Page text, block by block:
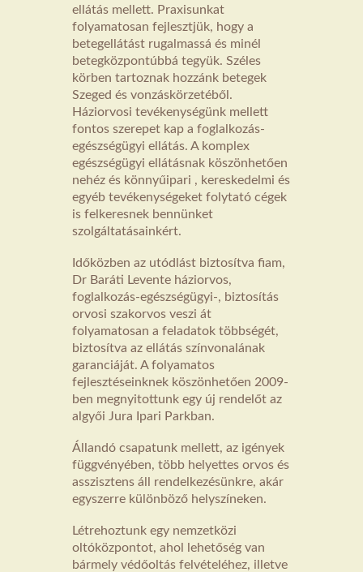
ellátás mellett. Praxisunkat
folyamatosan fejlesztjük, hogy a
betegellátást rugalmassá és minél
betegközpontúbbá tegyük. Széles
körben tartoznak hozzánk betegek
Szeged és vonzáskörzetéből.
Háziorvosi tevékenységünk mellett
fontos szerepet kap a foglalkozás-
egészségügyi ellátás. A komplex
egészségügyi ellátásnak köszönhetően
nehéz és könnyűipari , kereskedelmi és
egyéb tevékenységeket folytató cégek
is felkeresnek bennünket
szolgáltatásainkért.
Időközben az utódlást biztosítva fiam,
Dr Baráti Levente háziorvos,
foglalkozás-egészségügyi-, biztosítás
orvosi szakorvos veszi át
folyamatosan a feladatok többségét,
biztosítva az ellátás színvonalának
garanciáját. A folyamatos
fejlesztéseinknek köszönhetően 2009-
ben megnyitottunk egy új rendelőt az
algyői Jura Ipari Parkban.
Állandó csapatunk mellett, az igények
függvényében, több helyettes orvos és
asszisztens áll rendelkezésünkre, akár
egyszerre különböző helyszíneken.
Létrehoztunk egy nemzetközi
oltóközpontot, ahol lehetőség van
bármely védőoltás felvételéhez, illetve